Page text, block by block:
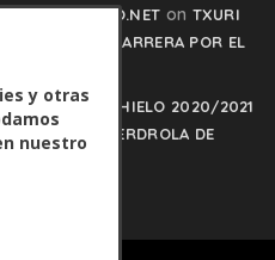
HOCKEYHIELO.NET on TXURI
EN LA CARRERA POR EL
DE HOCKEY HIELO 2020/2021
OFFS LIGA IBERDROLA DE
y otras
nuestro